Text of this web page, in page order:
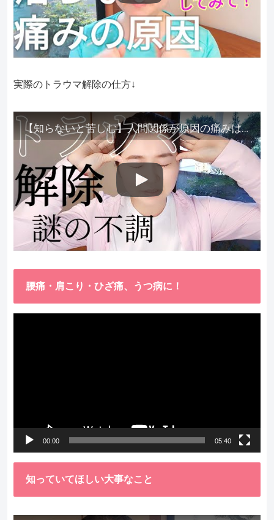
実際のトラウマ解除の仕方↓
【知らないと苦しむ】人間関係が原因の痛みはトラウマ解除が必須。病院に行っても原因不明で治らない不調はこれをしてからケアしてみてください。
腰痛・肩こり・ひざ痛、うつ病に！
00:00 05:40
知っていてほしい大事なこと